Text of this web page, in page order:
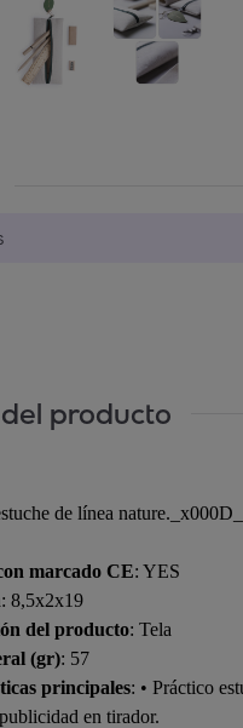
producto
de línea
marcado CE: YES
: 8,5x2x19
del producto: Tela
(gr): 57
principales: • Práctico
en tirador.